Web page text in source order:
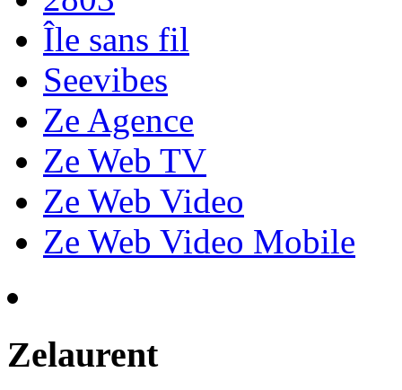
Île sans fil
Seevibes
Ze Agence
Ze Web TV
Ze Web Video
Ze Web Video Mobile
Zelaurent